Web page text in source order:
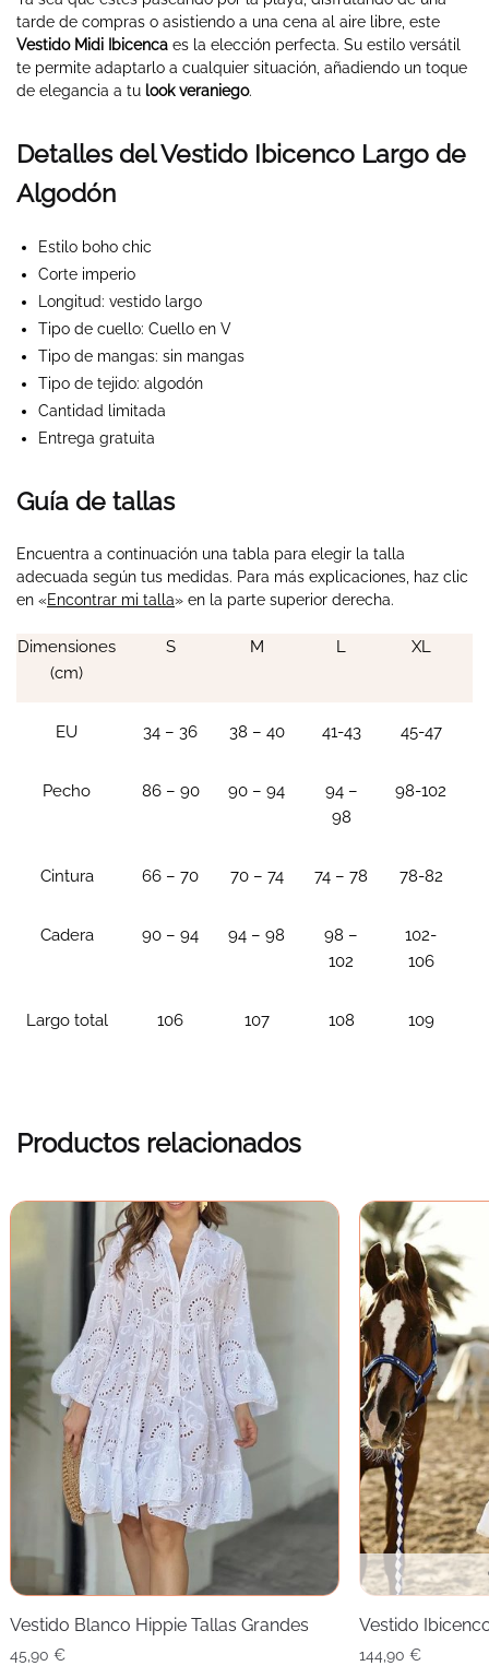
tarde de compras o asistiendo a una cena al aire libre, este
Vestido Midi Ibicenca es la elección perfecta. Su estilo versátil
te permite adaptarlo a cualquier situación, añadiendo un toque
de elegancia a tu look veraniego.
Detalles del Vestido Ibicenco Largo de
Algodón
Estilo boho chic
Corte imperio
Longitud: vestido largo
Tipo de cuello: Cuello en V
Tipo de mangas: sin mangas
Tipo de tejido: algodón
Cantidad limitada
Entrega gratuita
Guía de tallas
Encuentra a continuación una tabla para elegir la talla
adecuada según tus medidas. Para más explicaciones, haz clic
en «Encontrar mi talla» en la parte superior derecha.
Dimensiones
(cm)
S M L XL
EU 34 – 36 38 – 40 41-43 45-47
Pecho 86 – 90 90 – 94
94 –
98
98-102
Cintura 66 – 70 70 – 74 74 – 78 78-82
Cadera 90 – 94 94 – 98
98 –
102
102-
106
Largo total 106 107 108 109
Productos relacionados
Vestido Blanco Hippie Tallas Grandes
45,90 €
Vestido
144,90 €